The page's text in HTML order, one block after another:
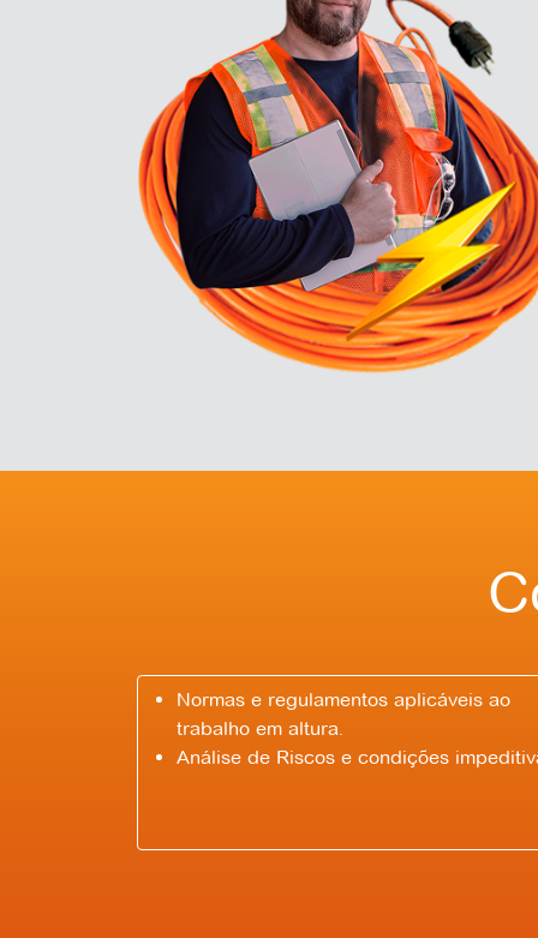
Normas e regulamentos aplicáveis ao
trabalho em altura.
Análise de Riscos e condições